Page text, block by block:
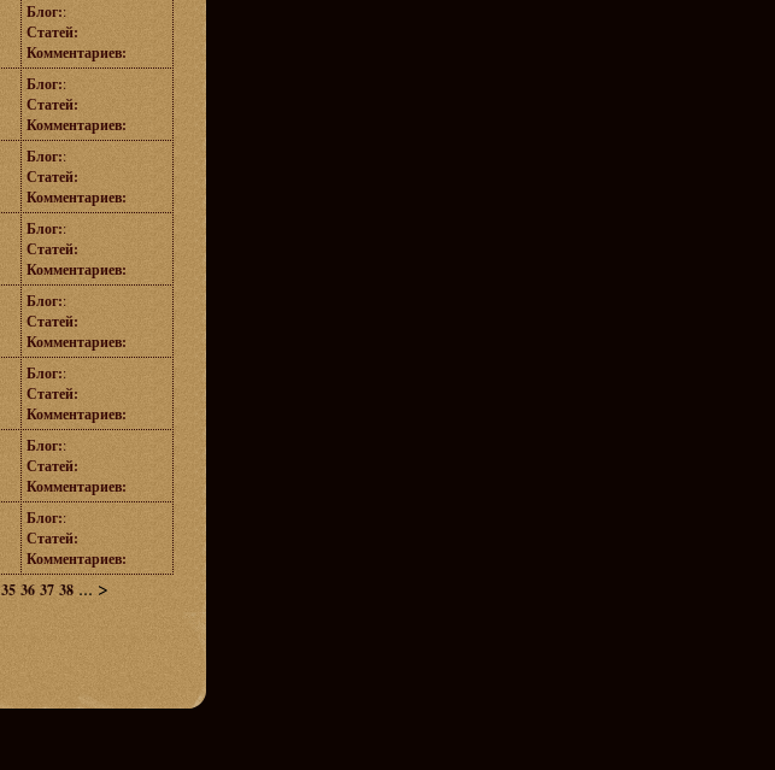
Блог::
Статей:
Комментариев:
Блог::
Статей:
Комментариев:
Блог::
Статей:
Комментариев:
Блог::
Статей:
Комментариев:
Блог::
Статей:
Комментариев:
Блог::
Статей:
Комментариев:
Блог::
Статей:
Комментариев:
Блог::
Статей:
Комментариев:
35 36 37 38 ... >